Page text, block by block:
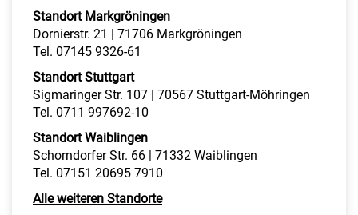
Standort Markgröningen
Dornierstr. 21 | 71706 Markgröningen
Tel. 07145 9326-61
Standort Stuttgart
Sigmaringer Str. 107 | 70567 Stuttgart-Möhringen
Tel. 0711 997692-10
Standort Waiblingen
Schorndorfer Str. 66 | 71332 Waiblingen
Tel. 07151 20695 7910
Alle weiteren Standorte